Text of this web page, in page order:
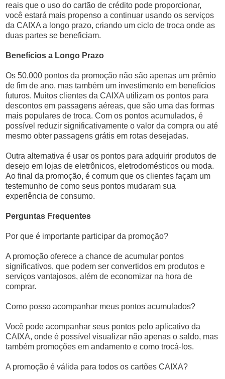
reais que o uso do cartão de crédito pode proporcionar,
você estará mais propenso a continuar usando os serviços
da CAIXA a longo prazo, criando um ciclo de troca onde as
duas partes se beneficiam.
Benefícios a Longo Prazo
Os 50.000 pontos da promoção não são apenas um prêmio
de fim de ano, mas também um investimento em benefícios
futuros. Muitos clientes da CAIXA utilizam os pontos para
descontos em passagens aéreas, que são uma das formas
mais populares de troca. Com os pontos acumulados, é
possível reduzir significativamente o valor da compra ou até
mesmo obter passagens grátis em rotas desejadas.
Outra alternativa é usar os pontos para adquirir produtos de
desejo em lojas de eletrônicos, eletrodomésticos ou moda.
Ao final da promoção, é comum que os clientes façam um
testemunho de como seus pontos mudaram sua
experiência de consumo.
Perguntas Frequentes
Por que é importante participar da promoção?
A promoção oferece a chance de acumular pontos
significativos, que podem ser convertidos em produtos e
serviços vantajosos, além de economizar na hora de
comprar.
Como posso acompanhar meus pontos acumulados?
Você pode acompanhar seus pontos pelo aplicativo da
CAIXA, onde é possível visualizar não apenas o saldo, mas
também promoções em andamento e como trocá-los.
A promoção é válida para todos os cartões CAIXA?